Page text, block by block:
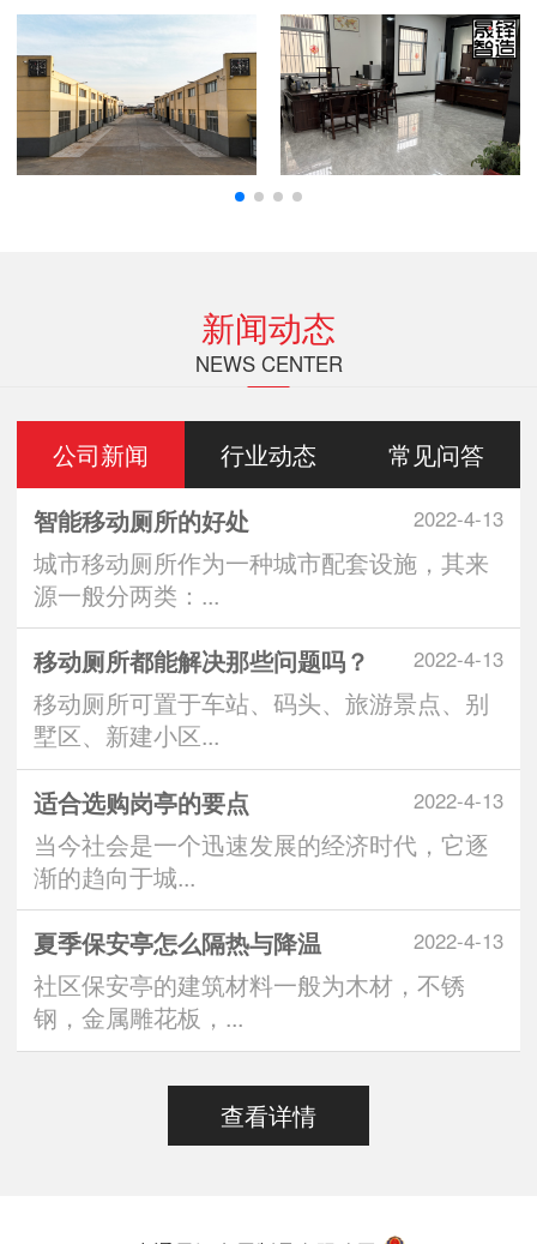
新闻动态
NEWS CENTER
公司新闻 行业动态 常见问答
2022-4-13
智能移动厕所的好处
城市移动厕所作为一种城市配套设施，其来
源一般分两类：...
2022-4-13
移动厕所都能解决那些问题吗？
移动厕所可置于车站、码头、旅游景点、别
墅区、新建小区...
2022-4-13
适合选购岗亭的要点
当今社会是一个迅速发展的经济时代，它逐
渐的趋向于城...
2022-4-13
夏季保安亭怎么隔热与降温
社区保安亭的建筑材料一般为木材，不锈
钢，金属雕花板，...
查看详情